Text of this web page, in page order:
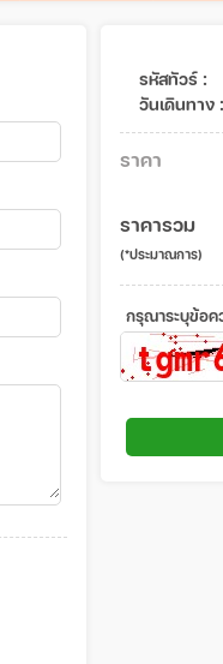
รหัสทัวร์ :
วันเดินทาง :
ราคา
ราคารวม
(*ประมาณการ)
กรุณาระบุข้อค